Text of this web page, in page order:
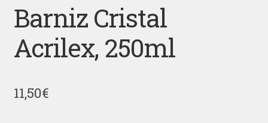
Barniz Cristal
Acrilex, 250ml
11,50€